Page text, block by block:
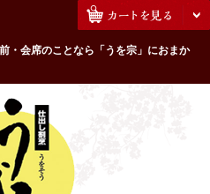
・会席のことなら「うを宗」におまか